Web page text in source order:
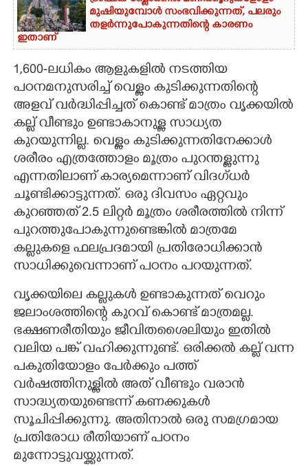
മുഷിയുമ്പോൾ സംഭവിക്കുന്നത്, പലരും
തളർന്നുപോകുന്നതിന്റെ കാരണം
ഇതാണ്
1,600-ലധികം ആളുകളിൽ നടത്തിയ
പഠനമനുസരിച്ച് വെള്ളം കുടിക്കുന്നതിന്റെ
അളവ് വർദ്ധിപ്പിച്ചത് കൊണ്ട് മാത്രം വൃക്കയിൽ
കല്ല് വീണ്ടും ഉണ്ടാകാനുള്ള സാധ്യത
കുറയുന്നില്ല. വെള്ളം കുടിക്കുന്നതിനേക്കാൾ
ശരീരം എത്രത്തോളം മൂത്രം പുറന്തള്ളുന്നു
എന്നതിലാണ് കാര്യമെന്നാണ് വിദഗ്ധർ
ചൂണ്ടിക്കാട്ടുന്നത്. ഒരു ദിവസം ഏറ്റവും
കുറഞ്ഞത് 2.5 ലിറ്റർ മൂത്രം ശരീരത്തിൽ നിന്ന്
പുറത്തുപോകുന്നുണ്ടെങ്കിൽ മാത്രമേ
കല്ലുകളെ ഫലപ്രദമായി പ്രതിരോധിക്കാൻ
സാധിക്കുവെന്നാണ് പഠനം പറയുന്നത്.
വൃക്കയിലെ കല്ലുകൾ ഉണ്ടാകുന്നത് വെറും
ജലാംശത്തിന്റെ കുറവ് കൊണ്ട് മാത്രമല്ല.
ഭക്ഷണരീതിയും ജീവിതശൈലിയും ഇതിൽ
വലിയ പങ്ക് വഹിക്കുന്നുണ്ട്. ഒരിക്കൽ കല്ല് വന്ന
പകുതിയോളം പേർക്കും പത്ത്
വർഷത്തിനുള്ളിൽ അത് വീണ്ടും വരാൻ
സാദ്ധ്യതയുണ്ടെന്ന് കണക്കുകൾ
സൂചിപ്പിക്കുന്നു. അതിനാൽ ഒരു സമഗ്രമായ
പ്രതിരോധ രീതിയാണ് പഠനം
മുന്നോട്ടുവയ്ക്കുന്നത്.